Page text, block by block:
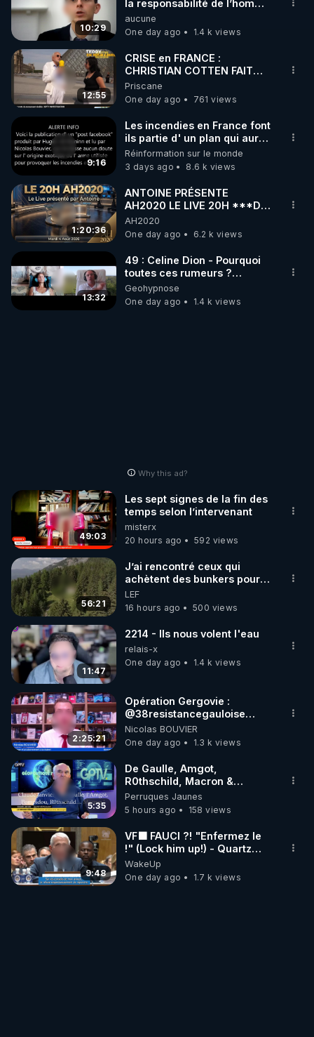
▶ 30 jours gratuit sur l’application de méditation et
de bien-être ENVOL :
Rendez-vous sur https://www.envol.app/code
le code : REGENERE
10:29
la responsabilité de l’homme
concernant le dioxyde de
carbone.
aucune
One day ago
1.4 k views
12:55
CRISE en FRANCE :
CHRISTIAN COTTEN FAIT
une étrange découverte
Priscane
One day ago
761 views
9:16
Les incendies en France font
ils partie d' un plan qui aurait
débuté le 11 septembre 2001
?
Réinformation sur le monde
3 days ago
8.6 k views
1:20:36
ANTOINE PRÉSENTE
AH2020 LE LIVE 20H ***DU
04/08/2026*** 📷LE
GRAND RÉVEIL EST EN
MARCHE 📷
AH2020
One day ago
6.2 k views
13:32
49 : Celine Dion - Pourquoi
toutes ces rumeurs ?
Enquête sous hypnose
Geohypnose
One day ago
1.4 k views
Why this ad?
49:03
Les sept signes de la fin des
temps selon l’intervenant
misterx
20 hours ago
592 views
56:21
J’ai rencontré ceux qui
achètent des bunkers pour
survivre à la fin du monde
LEF
16 hours ago
500 views
11:47
2214 - Ils nous volent l'eau
relais-x
One day ago
1.4 k views
2:25:21
Opération Gergovie :
‪@38resistancegauloise‬
‪@MarionSigautOfficiel‬
‪@gladysriifard5710‬ Laëtitia
Nicolas BOUVIER
One day ago
1.3 k views
5:35
De Gaulle, Amgot,
R0thschild, Macron &
Pompidou… Macron Claude
Janvier, GPTV, 18 X 2024
Perruques Jaunes
5 hours ago
158 views
9:48
VF🟩 FAUCI ?! "Enfermez le
!" (Lock him up!) - Quartz
Traduction
WakeUp
One day ago
1.7 k views